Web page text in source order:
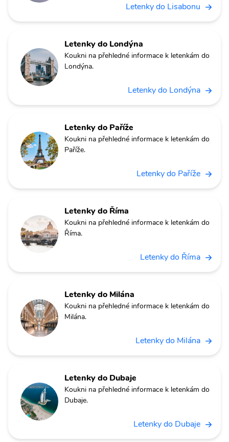
Letenky do Lisabonu
Letenky do Londýna
Koukni na přehledné informace k letenkám do
Londýna.
Letenky do Londýna
Letenky do Paříže
Koukni na přehledné informace k letenkám do
Paříže.
Letenky do Paříže
Letenky do Říma
Koukni na přehledné informace k letenkám do
Říma.
Letenky do Říma
Letenky do Milána
Koukni na přehledné informace k letenkám do
Milána.
Letenky do Milána
Letenky do Dubaje
Koukni na přehledné informace k letenkám do
Dubaje.
Letenky do Dubaje